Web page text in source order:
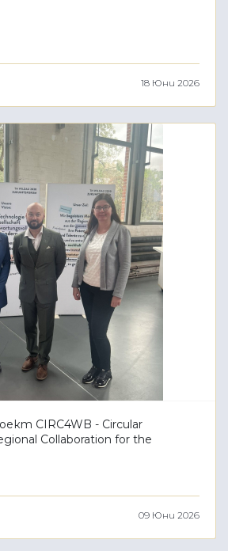
18 Юни 2026
CIRC4WB - Circular
Collaboration for the
09 Юни 2026